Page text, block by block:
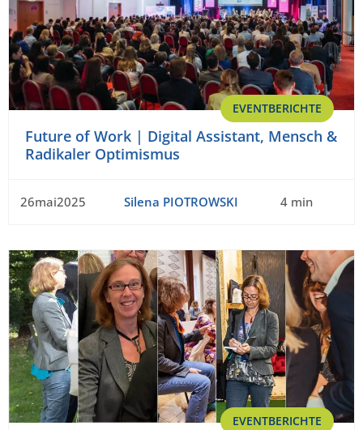
EVENTBERICHTE
Future of Work | Digital Assistant, Mensch &
Radikaler Optimismus
26mai2025 Silena PIOTROWSKI 4 min
EVENTBERICHTE